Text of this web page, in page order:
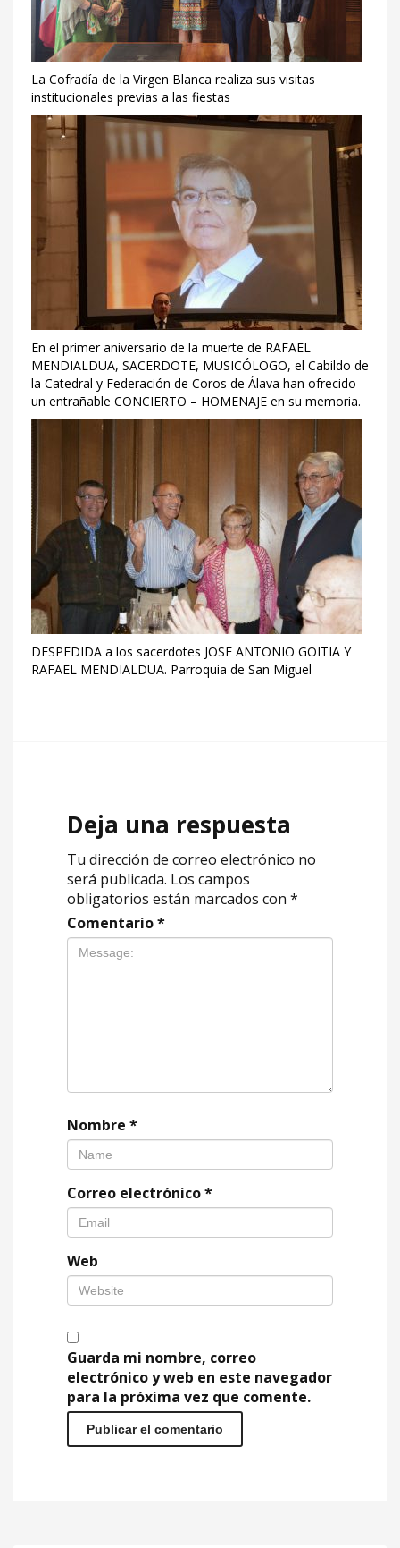
La Cofradía de la Virgen Blanca realiza sus visitas
institucionales previas a las fiestas
En el primer aniversario de la muerte de RAFAEL
MENDIALDUA, SACERDOTE, MUSICÓLOGO, el Cabildo de
la Catedral y Federación de Coros de Álava han ofrecido
un entrañable CONCIERTO – HOMENAJE en su memoria.
DESPEDIDA a los sacerdotes JOSE ANTONIO GOITIA Y
RAFAEL MENDIALDUA. Parroquia de San Miguel
Deja una respuesta
Tu dirección de correo electrónico no
será publicada. Los campos
obligatorios están marcados con *
Comentario*
Nombre *
Correo electrónico*
Web
Guarda mi nombre, correo
electrónico y web en este navegador
para la próxima vez que comente.